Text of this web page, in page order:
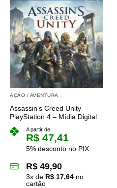
tem
várias
variantes.
As
opções
podem
ser
escolhidas
do
produto
AÇÃO / AVENTURA
Assassin’s Creed Unity –
PlayStation 4 – Mídia Digital
A partir de
R$ 47,41
5% desconto no PIX
R$ 49,90
3x de R$ 17,64 no
cartão